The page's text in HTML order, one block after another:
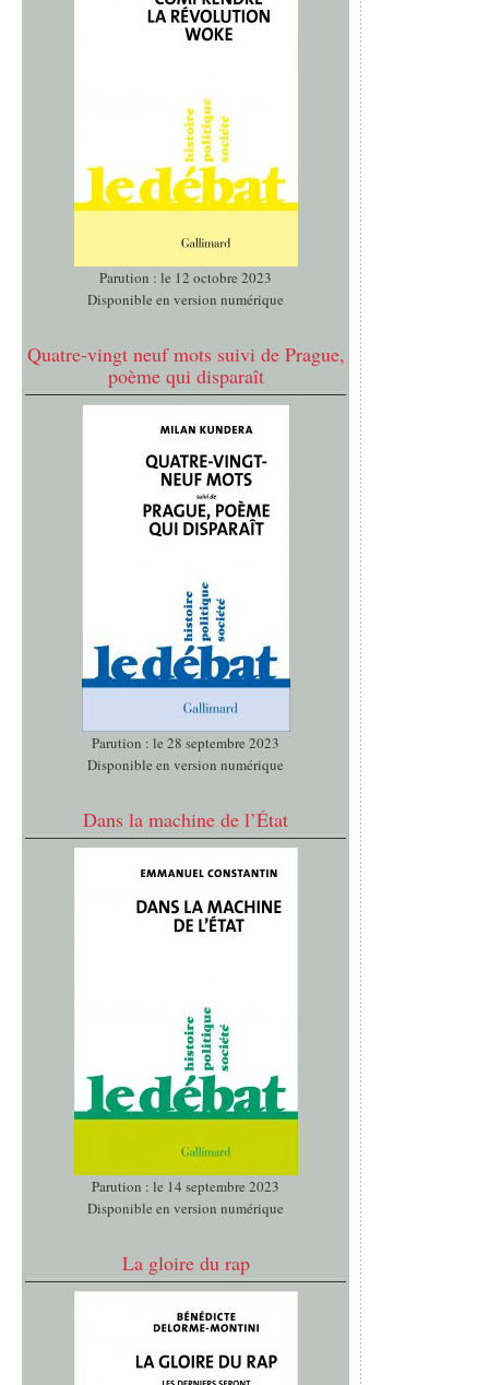
Parution : le 12 octobre 2023
Disponible en version numérique
Quatre-vingt neuf mots suivi de Prague,
poème qui disparaît
Parution : le 28 septembre 2023
Disponible en version numérique
Dans la machine de l’État
Parution : le 14 septembre 2023
Disponible en version numérique
La gloire du rap